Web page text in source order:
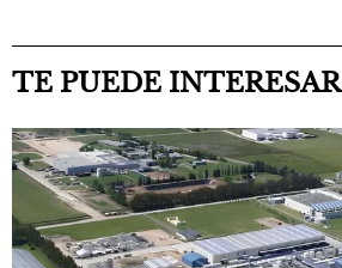
TE PUEDE INTERESAR